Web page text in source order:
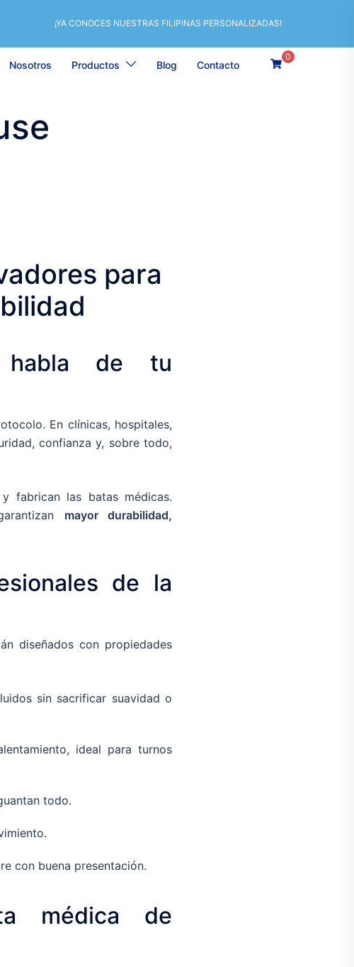
¡YA CONOCES NUESTRAS FILIPINAS PERSONALIZADAS!
Nosotros Productos Blog Contacto
0
para
habla de tu
En clínicas, hospitales,
confianza y, sobre todo,
fabrican las batas médicas.
mayor durabilidad,
de la
diseñados con propiedades
sin sacrificar suavidad o
ideal para turnos
todo.
con buena presentación.
médica de